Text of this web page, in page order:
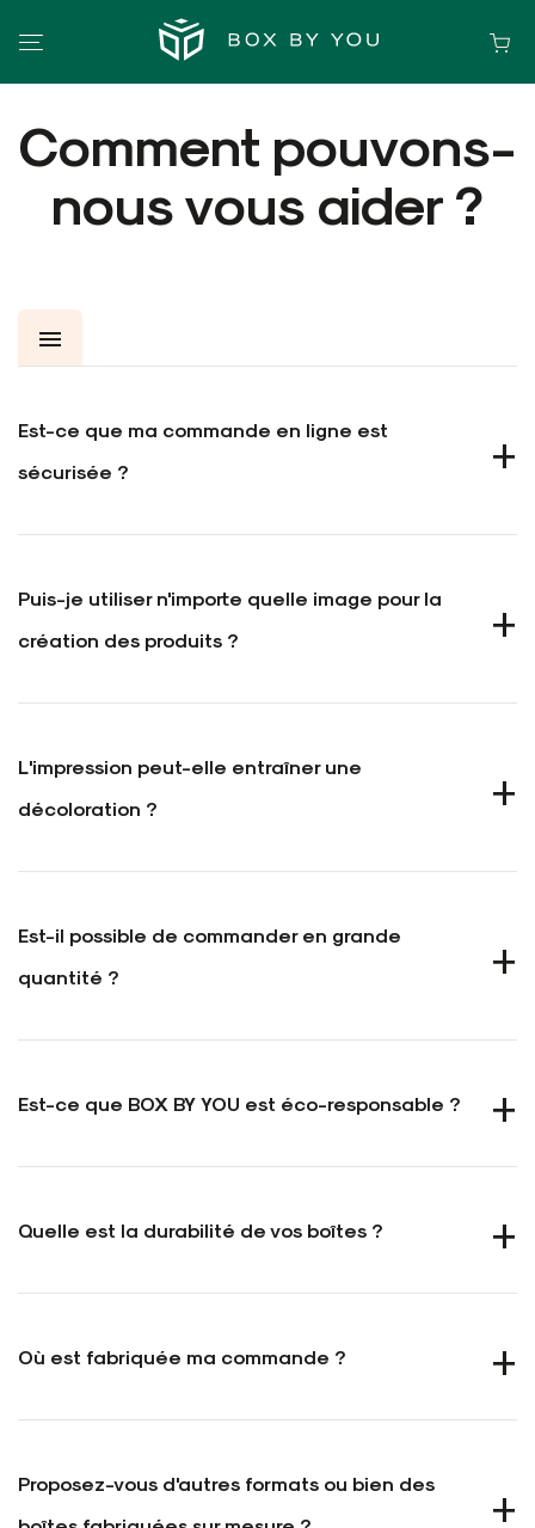
Comment pouvons-
nous vous aider ?
menu
SPÉCIFICATION
PRIX
LIVRAISON
Est-ce que ma commande en ligne est
sécurisée ?
Puis-je utiliser n'importe quelle image pour la
création des produits ?
L'impression peut-elle entraîner une
décoloration ?
Est-il possible de commander en grande
quantité ?
Est-ce que BOX BY YOU est éco-responsable ?
Quelle est la durabilité de vos boîtes ?
Où est fabriquée ma commande ?
Proposez-vous d'autres formats ou bien des